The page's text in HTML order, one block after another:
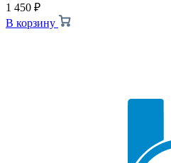
1 450 ₽
В корзину